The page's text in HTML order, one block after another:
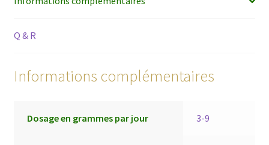
Q & R
Informations complémentaires
Dosage en grammes par jour 3-9